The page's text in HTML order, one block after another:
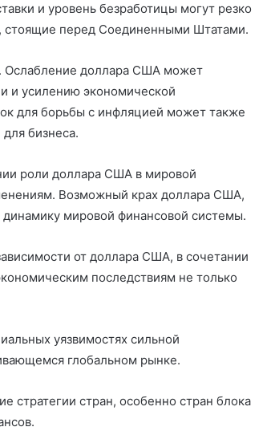
и уровень безработицы могут резко
стоящие перед Соединенными Штатами.
Ослабление доллара США может
и усилению экономической
для борьбы с инфляцией может также
бизнеса.
роли доллара США в мировой
Возможный крах доллара США,
мировой финансовой системы.
от доллара США, в сочетании
последствиям не только
уязвимостях сильной
глобальном рынке.
стратегии стран, особенно стран блока